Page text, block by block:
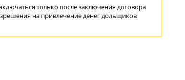
только после заключения договора
на привлечениеденег дольщиков